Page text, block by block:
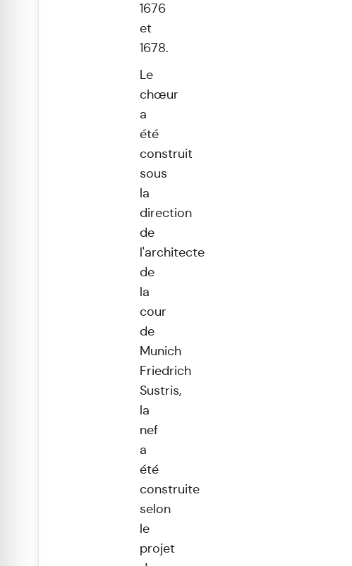
1676
et
1678.
Le
chœur
a
été
construit
sous
la
direction
de
l'architecte
de
la
cour
de
Munich
Friedrich
Sustris,
la
nef
a
été
construite
selon
le
projet